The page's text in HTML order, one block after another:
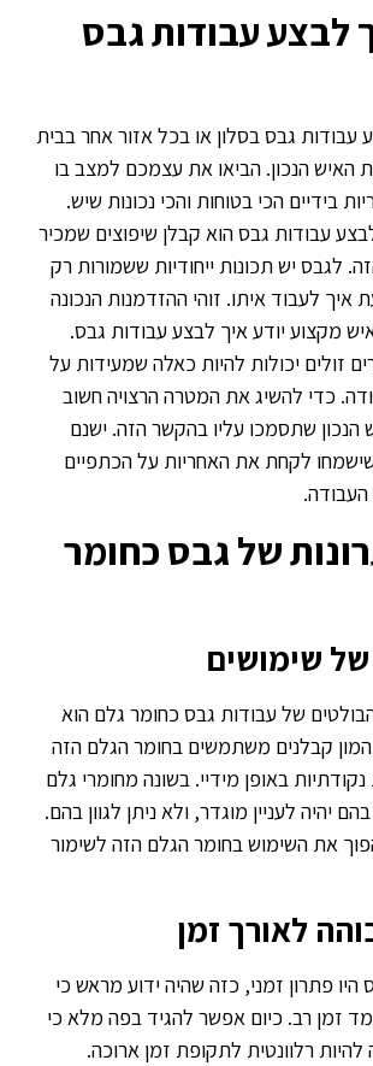
לבצע עבודות גבס
עבודות גבס בסלון או בכל אזור אחר בבית
האיש הנכון. הביאו את עצמכם למצב בו
בידיים הכי בטוחות והכי נכונות שיש.
עבודות גבס הוא קבלן שיפוצים שמכיר
לגבס יש תכונות ייחודיות ששמורות רק
איך לעבוד איתו. זוהי ההזדמנות הנכונה
מקצוע יודע איך לבצע עבודות גבס.
זולים יכולות להיות כאלה שמעידות על
כדי להשיג את המטרה הרצויה חשוב
שתסמכו עליו בהקשר הזה. ישנם
לקחת את האחריות על הכתפיים
של גבס כחומר
של שימושים
של עבודות גבס כחומר גלם הוא
המון קבלנים משתמשים בחומר הגלם הזה
באופן מידיי. בשונה מחומרי גלם
יהיה לעניין מוגדר, ולא ניתן לגוון בהם.
את השימוש בחומר הגלם הזה לשימור
לאורך זמן
פתרון זמני, כזה שהיה ידוע מראש כי
זמן רב. כיום אפשר להגיד בפה מלא כי
רלוונטית לתקופת זמן ארוכה.